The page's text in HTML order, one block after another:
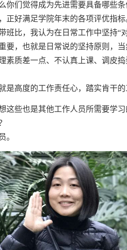
你们觉得成为先进需要具备哪些条
正好满足学院年末的各项评优指
班比，我认为在日常工作中坚持“
要，也就是日常说的坚持原则，
素质差一点、不认真上课、调皮
是高度的工作责任心，踏实肯干的
这些也是其他工作人员所需要学习
。